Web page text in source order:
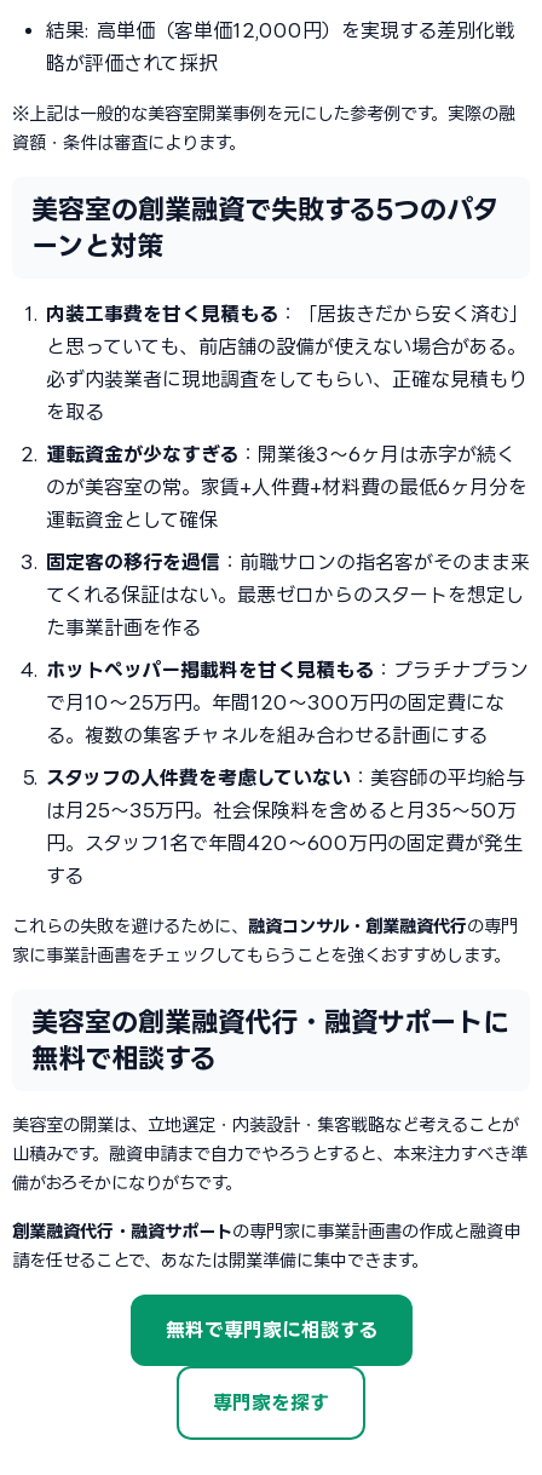
結果: 高単価（客単価12,000円）を実現する差別化戦
略が評価されて採択
※上記は一般的な美容室開業事例を元にした参考例です。実際の融
資額・条件は審査によります。
美容室の創業融資で失敗する5つのパタ
ーンと対策
内装工事費を甘く見積もる ：「居抜きだから安く済む」
と思っていても、前店舗の設備が使えない場合がある。
必ず内装業者に現地調査をしてもらい、正確な見積もり
を取る
運転資金が少なすぎる ：開業後3〜6ヶ月は赤字が続く
のが美容室の常。家賃+人件費+材料費の最低6ヶ月分を
運転資金として確保
固定客の移行を過信 ：前職サロンの指名客がそのまま来
てくれる保証はない。最悪ゼロからのスタートを想定し
た事業計画を作る
ホットペッパー掲載料を甘く見積もる ：プラチナプラン
で月10〜25万円。年間120〜300万円の固定費にな
る。複数の集客チャネルを組み合わせる計画にする
スタッフの人件費を考慮していない ：美容師の平均給与
は月25〜35万円。社会保険料を含めると月35〜50万
円。スタッフ1名で年間420〜600万円の固定費が発生
する
これらの失敗を避けるために、 融資コンサル・創業融資代行の専門
家に事業計画書をチェックしてもらうことを強くおすすめします。
美容室の創業融資代行・融資サポートに
無料で相談する
美容室の開業は、立地選定・内装設計・集客戦略など考えることが
山積みです。融資申請まで自力でやろうとすると、本来注力すべき準
備がおろそかになりがちです。
創業融資代行・融資サポートの専門家に事業計画書の作成と融資申
請を任せることで、あなたは開業準備に集中できます。
無料で専門家に相談する
専門家を探す